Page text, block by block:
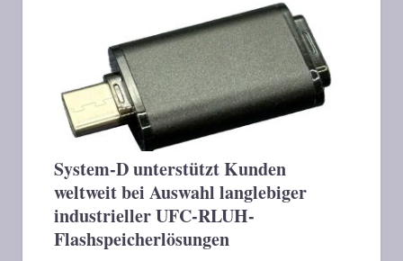
System-D unterstützt Kunden
weltweit bei Auswahl langlebiger
industrieller UFC-RLUH-
Flashspeicherlösungen